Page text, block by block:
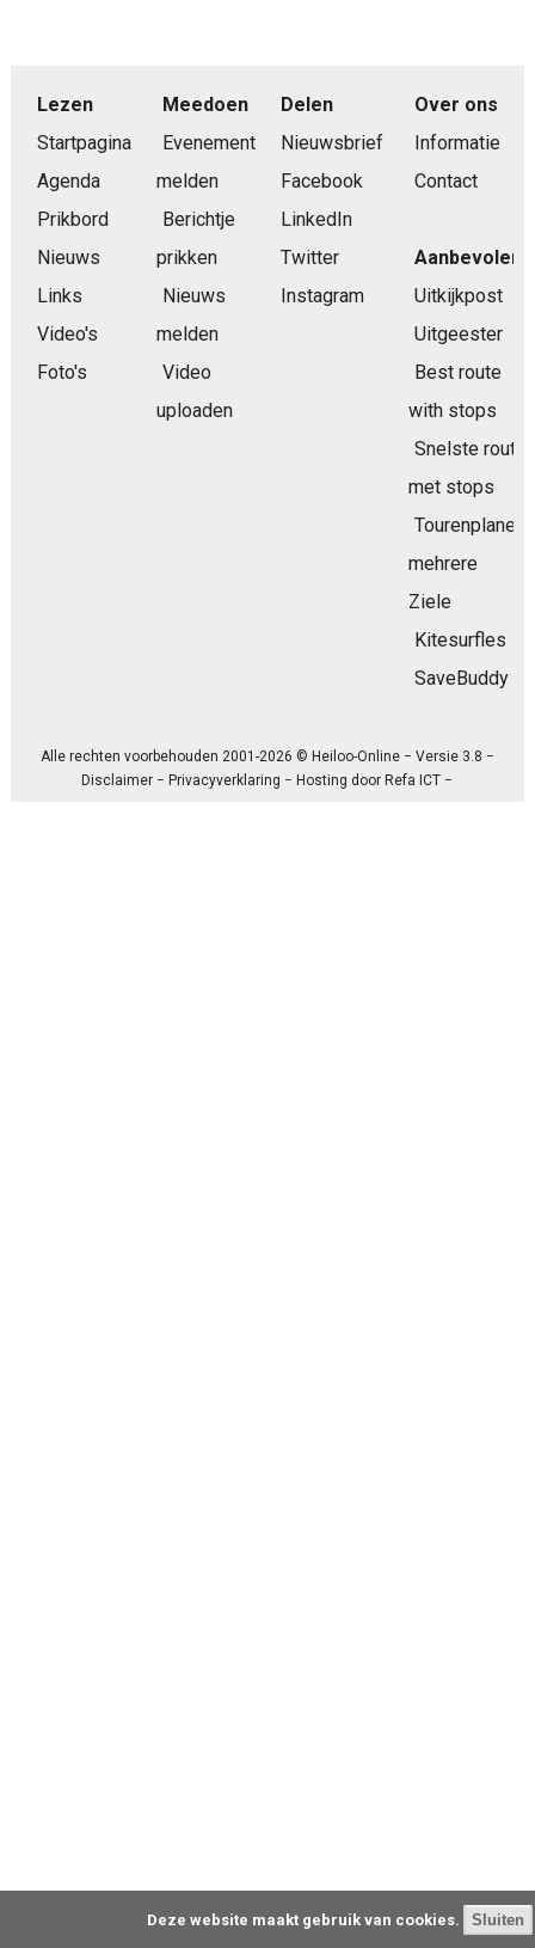
Lezen
Startpagina
Agenda
Prikbord
Nieuws
Links
Video's
Foto's
Meedoen
Evenement
melden
Berichtje
prikken
Nieuws
melden
Video
uploaden
Delen
Nieuwsbrief
Facebook
LinkedIn
Twitter
Instagram
Over ons
Informatie
Contact
Aanbevolen
Uitkijkpost
Uitgeester
Best route
with stops
Snelste route
met stops
Tourenplaner
mehrere
Ziele
Kitesurfles
SaveBuddy
Alle rechten voorbehouden 2001-2026 © Heiloo-Online − Versie 3.8 −
Disclaimer −Privacyverklaring − Hosting doorRefa ICT −
Deze website maakt gebruik van cookies.